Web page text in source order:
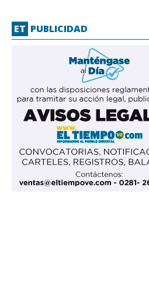
ET PUBLICIDAD